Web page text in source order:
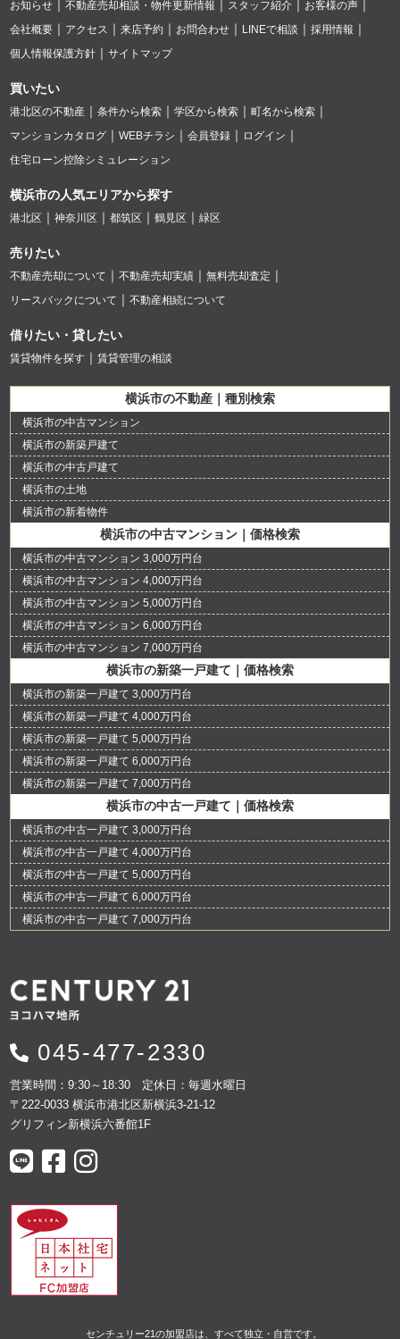
お知らせ 不動産売却相談・物件更新情報 スタッフ紹介
お客様の声
会社概要
アクセス 来店予約 お問合わせ LINEで相談
採用情報
個人情報保護方針
サイトマップ
買いたい
港北区の不動産 条件から検索 学区から検索
町名から検索
マンションカタログ
WEBチラシ 会員登録
ログイン
住宅ローン控除シミュレーション
横浜市の人気エリアから探す
港北区 神奈川区 都筑区 鶴見区 緑区
売りたい
不動産売却について 不動産売却実績
無料売却査定
リースバックについて
不動産相続について
借りたい・貸したい
賃貸物件を探す 賃貸管理の相談
横浜市の不動産｜種別検索
横浜市の中古マンション
横浜市の新築戸建て
横浜市の中古戸建て
横浜市の土地
横浜市の新着物件
横浜市の中古マンション｜価格検索
横浜市の中古マンション 3,000万円台
横浜市の中古マンション 4,000万円台
横浜市の中古マンション 5,000万円台
横浜市の中古マンション 6,000万円台
横浜市の中古マンション 7,000万円台
横浜市の新築一戸建て｜価格検索
横浜市の新築一戸建て 3,000万円台
横浜市の新築一戸建て 4,000万円台
横浜市の新築一戸建て 5,000万円台
横浜市の新築一戸建て 6,000万円台
横浜市の新築一戸建て 7,000万円台
横浜市の中古一戸建て｜価格検索
横浜市の中古一戸建て 3,000万円台
横浜市の中古一戸建て 4,000万円台
横浜市の中古一戸建て 5,000万円台
横浜市の中古一戸建て 6,000万円台
横浜市の中古一戸建て 7,000万円台
045-477-2330
営業時間：9:30～18:30 定休日：毎週水曜日
〒222-0033 横浜市港北区新横浜3-21-12
グリフィン新横浜六番館1F
センチュリー21の加盟店は、すべて独立・自営です。